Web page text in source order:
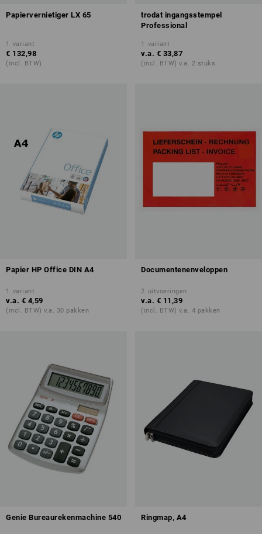
Papiervernietiger LX 65
1 variant
€ 132,98
(incl. BTW)
trodat ingangsstempel
Professional
1 variant
v.a. € 33,87
(incl. BTW) v.a. 2 stuks
Papier HP Office DIN A4
1 variant
v.a. € 4,59
(incl. BTW) v.a. 30 pakken
Documentenenveloppen
2 uitvoeringen
v.a. € 11,39
(incl. BTW) v.a. 4 pakken
Genie Bureaurekenmachine 540 Ringmap, A4